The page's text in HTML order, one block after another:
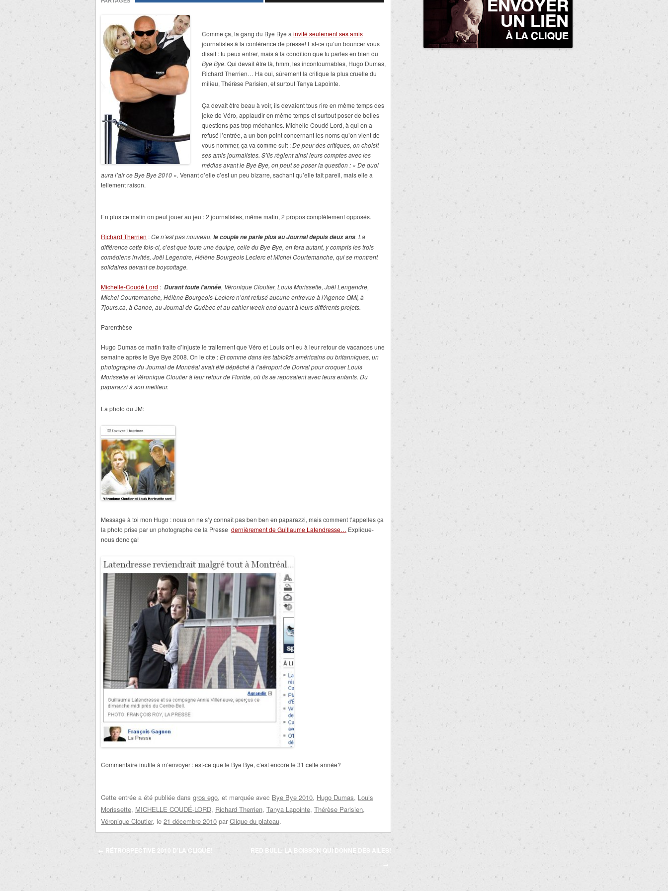
Comme ça, la gang du Bye Bye a invité seulement ses amis
journalistes à la conférence de presse! Est-ce qu’un bouncer vous
disait : tu peux entrer, mais à la condition que tu parles en bien du
Bye Bye. Qui devait être là, hmm, les incontournables, Hugo Dumas,
Richard Therrien… Ha oui, sûrement la critique la plus cruelle du
milieu, Thérèse Parisien, et surtout Tanya Lapointe.
Ça devait être beau à voir, ils devaient tous rire en même temps des
joke de Véro, applaudir en même temps et surtout poser de belles
questions pas trop méchantes. Michelle Coudé Lord, à qui on a
refusé l’entrée, a un bon point concernant les noms qu’on vient de
vous nommer, ça va comme suit :De peur des critiques, on choisit
ses amis journalistes. S’ils règlent ainsi leurs comptes avec les
médias avant leBye Bye, on peut se poser la question : « De quoi
aura l’air ceBye Bye 2010 ». Venant d’elle c’est un peu bizarre, sachant qu’elle fait pareil, mais elle a
tellement raison.
En plus ce matin on peut jouer au jeu : 2 journalistes, même matin, 2 propos complètement opposés.
Richard Therrien :Ce n’est pas nouveau, le couple ne parle plus auJournaldepuis deux ans. La
différence cette fois-ci, c’est que toute une équipe, celle duBye Bye, en fera autant, y compris les trois
comédiens invités, Joël Legendre, Hélène Bourgeois Leclerc et Michel Courtemanche, qui se montrent
solidaires devant ce boycottage.
Michelle-Coudé Lord : Durant toute l’année, Véronique Cloutier, Louis Morissette, Joël Lengendre,
Michel Courtemanche, Hélène Bourgeois-Leclerc n’ont refusé aucune entrevue à l’Agence QMI, à
7jours.ca, à Canoe, auJournal de Québecet au cahier week-end quant à leurs différents projets.
Parenthèse
Hugo Dumas ce matin traite d’injuste le traitement que Véro et Louis ont eu à leur retour de vacances une
semaine après le Bye Bye 2008. On le cite :Et comme dans les tabloïds américains ou britanniques, un
photographe duJournal de Montréalavait été dépêché à l’aéroport de Dorval pour croquer Louis
Morissette et Véronique Cloutier à leur retour de Floride, où ils se reposaient avec leurs enfants. Du
paparazzi à son meilleur.
La photo du JM:
Message à toi mon Hugo : nous on ne s’y connaît pas ben ben en paparazzi, mais comment t’appelles ça
la photo prise par un photographe de la Presse dernièrement de Guillaume Latendresse… Explique-
nous donc ça!
Commentaire inutile à m’envoyer : est-ce que le Bye Bye, c’est encore le 31 cette année?
Cette entrée a été publiée dans gros ego, et marquée avec Bye Bye 2010, Hugo Dumas, Louis
Morissette, MICHELLE COUDÉ-LORD, Richard Therrien, Tanya Lapointe, Thérèse Parisien,
Véronique Cloutier, le 21 décembre 2010 par Clique du plateau.
Navigation
articles
← RÉTROSPECTIVE 2010 D’LA CLIQUE!
RED BULL: LA BOISSON QUI DONNE DES AILES!
→